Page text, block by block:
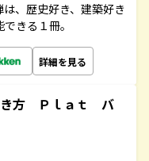
は、歴史好き、建築好き
きる１冊。
詳細を見る
方 Ｐｌａｔ バ